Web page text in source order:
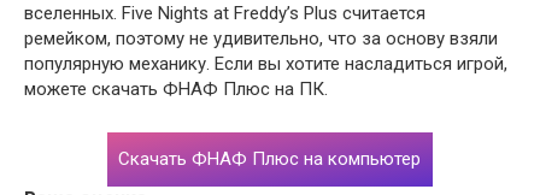
вселенных. Five Nights at Freddy’s Plus считается
ремейком, поэтому не удивительно, что за основу взяли
популярную механику. Если вы хотите насладиться игрой,
можете скачать ФНАФ Плюс на ПК.
Скачать ФНАФ Плюс на компьютер